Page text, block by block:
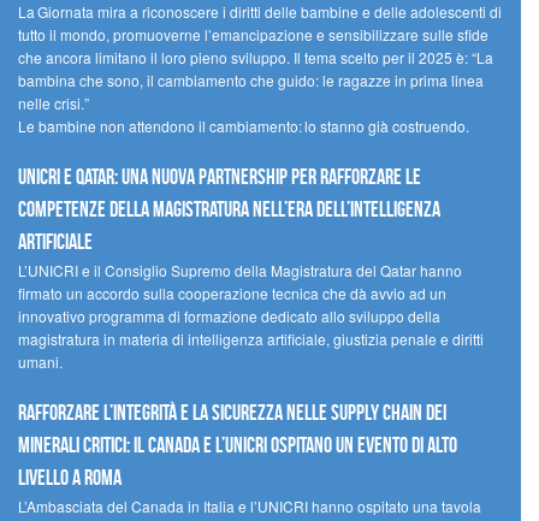
La Giornata mira a riconoscere i diritti delle bambine e delle adolescenti di
tutto il mondo, promuoverne l’emancipazione e sensibilizzare sulle sfide
che ancora limitano il loro pieno sviluppo. Il tema scelto per il 2025 è: “La
bambina che sono, il cambiamento che guido: le ragazze in prima linea
nelle crisi.”
Le bambine non attendono il cambiamento: lo stanno già costruendo.
UNICRI e Qatar: una nuova partnership per rafforzare le
competenze della magistratura nell’era dell’intelligenza
artificiale
L’UNICRI e il Consiglio Supremo della Magistratura del Qatar hanno
firmato un accordo sulla cooperazione tecnica che dà avvio ad un
innovativo programma di formazione dedicato allo sviluppo della
magistratura in materia di intelligenza artificiale, giustizia penale e diritti
umani.
Rafforzare l’integrità e la sicurezza nelle supply chain dei
minerali critici: il Canada e l’UNICRI ospitano un evento di alto
livello a Roma
L’Ambasciata del Canada in Italia e l’UNICRI hanno ospitato una tavola